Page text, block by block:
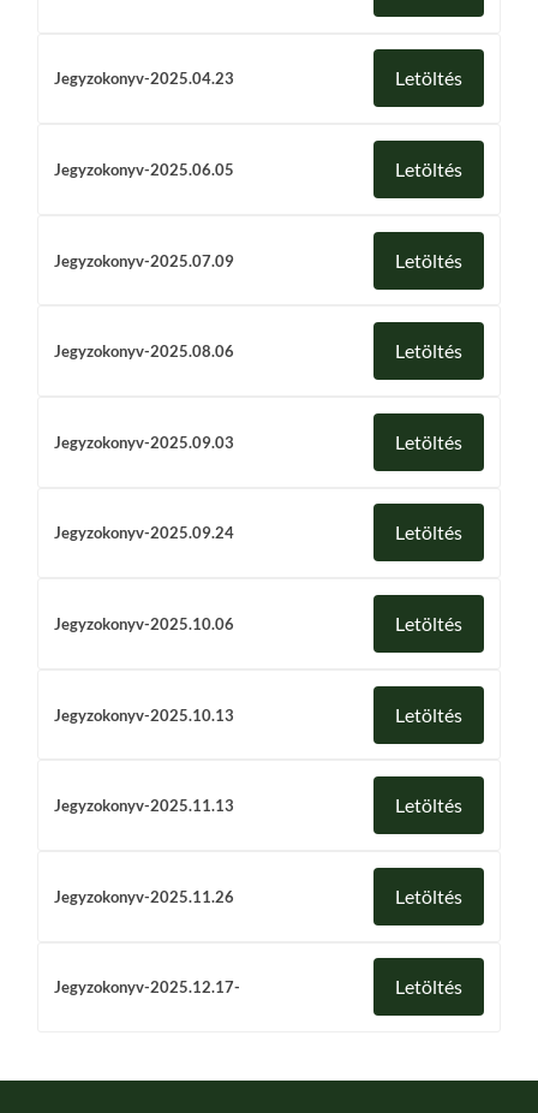
Jegyzokonyv-2025.04.23 Letöltés
Jegyzokonyv-2025.06.05 Letöltés
Jegyzokonyv-2025.07.09 Letöltés
Jegyzokonyv-2025.08.06 Letöltés
Jegyzokonyv-2025.09.03 Letöltés
Jegyzokonyv-2025.09.24 Letöltés
Jegyzokonyv-2025.10.06 Letöltés
Jegyzokonyv-2025.10.13 Letöltés
Jegyzokonyv-2025.11.13 Letöltés
Jegyzokonyv-2025.11.26 Letöltés
Jegyzokonyv-2025.12.17- Letöltés